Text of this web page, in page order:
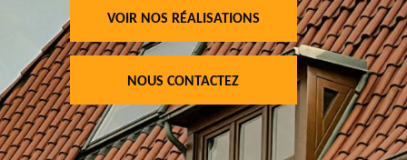
VOIR NOS RÉALISATIONS
NOUS CONTACTEZ